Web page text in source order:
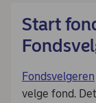
Start
Fondsvelgeren
velge fond.